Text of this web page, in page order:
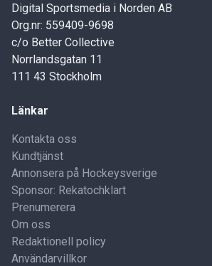
Digital Sportsmedia i Norden AB
Org.nr: 559409-9698
c/o Better Collective
Norrlandsgatan 11
111 43 Stockholm
Länkar
Kontakta oss
Kundtjänst
Annonsera på Hockeysverige
Sponsor: Rekatochklart
Prenumerera
Om oss
Redaktionell policy
Användarvillkor